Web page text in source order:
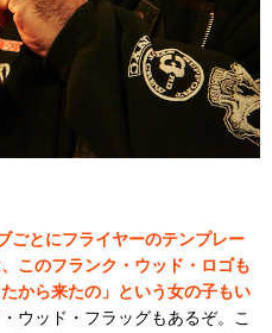
ごとにフライヤーのテンプレー
このフランク・ウッド・ロゴも
から来たの」という女の子もい
ウッド・フラッグもあるぞ。こ